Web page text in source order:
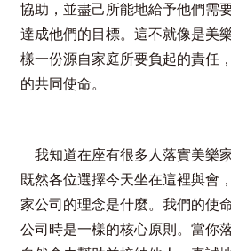
協助，並盡己所能地給予他們需
達成他們的目標。這不就像是美
樣一份源自家庭所要負起的責任
的共同使命。
我知道在座有很多人落實美樂
既然各位選擇今天坐在這裡與會
家公司的理念是什麼。我們的使
公司時是一樣的核心原則。當你